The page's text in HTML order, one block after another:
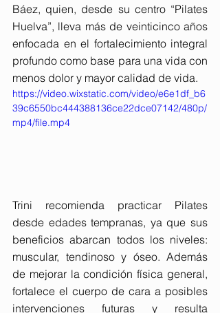
Báez, quien, desde su centro “Pilates
Huelva”, lleva más de veinticinco años
enfocada en el fortalecimiento integral
profundo como base para una vida con
menos dolor y mayor calidad de vida.
https://video.wixstatic.com/video/e6e1df_b6
39c6550bc444388136ce22dce07142/480p/
mp4/file.mp4
Trini recomienda practicar Pilates
desde edades tempranas, ya que sus
beneficios abarcan todos los niveles:
muscular, tendinoso y óseo. Además
de mejorar la condición física general,
fortalece el cuerpo de cara a posibles
intervenciones futuras y resulta